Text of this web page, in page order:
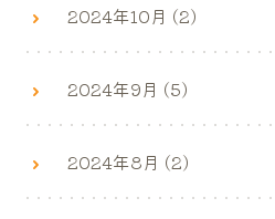
2024年10月 (2)
2024年9月 (5)
2024年8月 (2)